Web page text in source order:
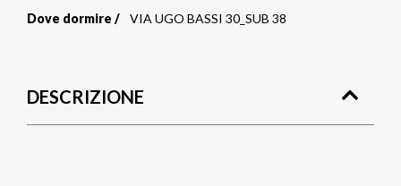
pane
Dove dormire VIA UGO BASSI 30_SUB 38
DESCRIZIONE